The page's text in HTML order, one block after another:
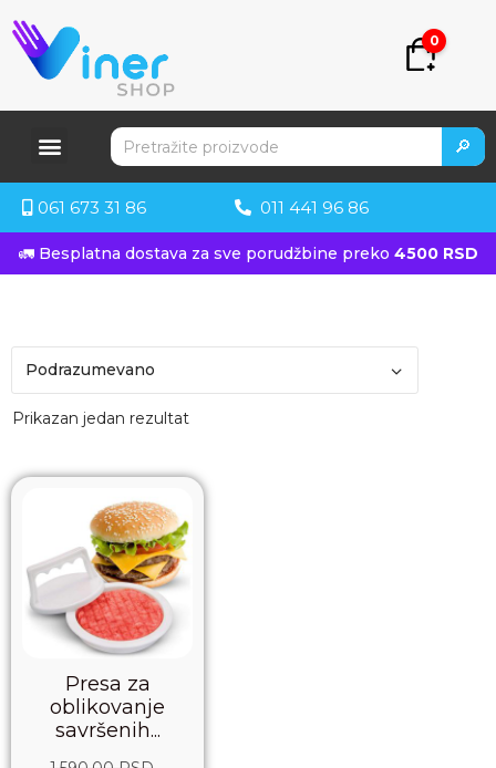
0
🔎
061 673 31 86 011 441 96 86
🚛 Besplatna dostava za sve porudžbine preko 4500 RSD
Prikazan jedan rezultat
Presa za
oblikovanje
savršenih...